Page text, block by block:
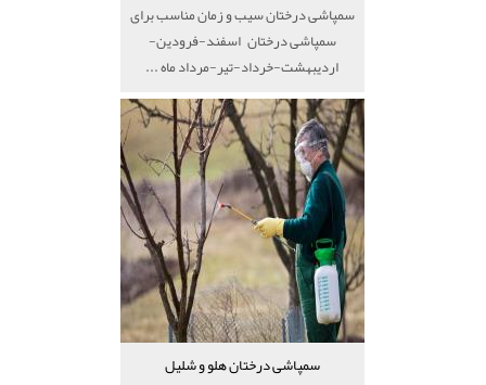
سمپاشی درختان سیب و زمان مناسب برای
سمپاشی درختان اسفند-فرودین-
اردیبهشت-خرداد-تیر-مرداد ماه ...
سمپاشی درختان هلو و شلیل